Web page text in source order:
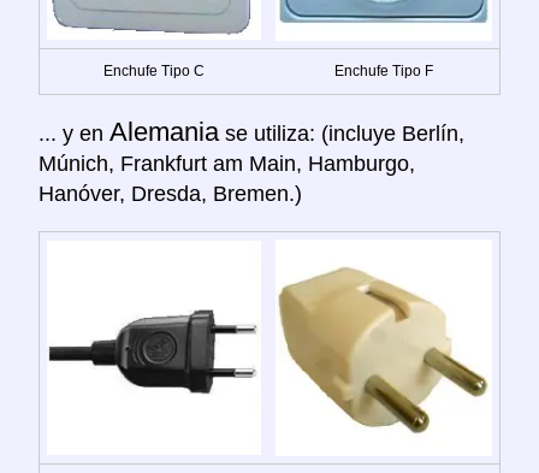
Enchufe Tipo C Enchufe Tipo F
... y en Alemania se utiliza: (incluye Berlín,
Múnich, Frankfurt am Main, Hamburgo,
Hanóver, Dresda, Bremen.)